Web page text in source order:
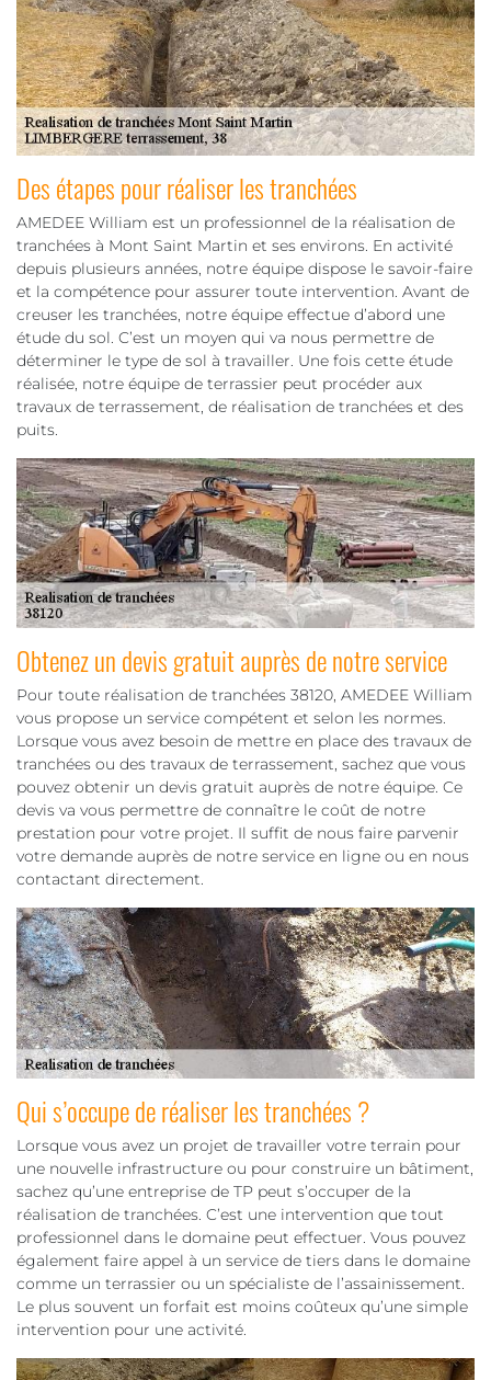
Des étapes pour réaliser les tranchées
AMEDEE William est un professionnel de la réalisation de
tranchées à Mont Saint Martin et ses environs. En activité
depuis plusieurs années, notre équipe dispose le savoir-faire
et la compétence pour assurer toute intervention. Avant de
creuser les tranchées, notre équipe effectue d’abord une
étude du sol. C’est un moyen qui va nous permettre de
déterminer le type de sol à travailler. Une fois cette étude
réalisée, notre équipe de terrassier peut procéder aux
travaux de terrassement, de réalisation de tranchées et des
puits.
Obtenez un devis gratuit auprès de notre service
Pour toute réalisation de tranchées 38120, AMEDEE William
vous propose un service compétent et selon les normes.
Lorsque vous avez besoin de mettre en place des travaux de
tranchées ou des travaux de terrassement, sachez que vous
pouvez obtenir un devis gratuit auprès de notre équipe. Ce
devis va vous permettre de connaître le coût de notre
prestation pour votre projet. Il suffit de nous faire parvenir
votre demande auprès de notre service en ligne ou en nous
contactant directement.
Qui s’occupe de réaliser les tranchées ?
Lorsque vous avez un projet de travailler votre terrain pour
une nouvelle infrastructure ou pour construire un bâtiment,
sachez qu’une entreprise de TP peut s’occuper de la
réalisation de tranchées. C’est une intervention que tout
professionnel dans le domaine peut effectuer. Vous pouvez
également faire appel à un service de tiers dans le domaine
comme un terrassier ou un spécialiste de l’assainissement.
Le plus souvent un forfait est moins coûteux qu’une simple
intervention pour une activité.